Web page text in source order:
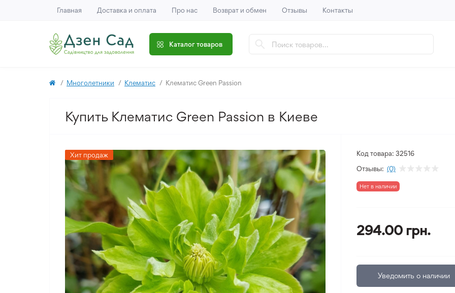
Главная Доставка и оплата Про нас Возврат и обмен Отзывы Контакты
Каталог товаров
Многолетники Клематис Клематис Green Passion
Купить Клематис Green Passion в Киеве
Хит продаж Код товара: 32516
Отзывы: (0)
Нет в наличии
294.00 грн.
Уведомить о наличии